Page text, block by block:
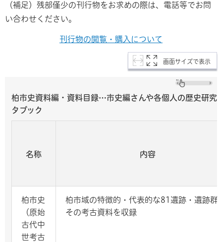
（補足）残部僅少の刊行物をお求めの際は、電話等でお問
い合わせください。
刊行物の閲覧・購入について
画面サイズで表示
柏市史資料編・資料目録…市史編さんや各個人の歴史研究
タブック
名称 内容
柏市史
（原始
古代中
世考古
柏市域の特徴的・代表的な81遺跡・遺跡群
その考古資料を収録